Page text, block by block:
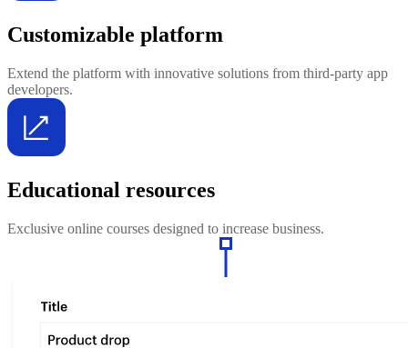
Customizable platform
Extend the platform with innovative solutions from third-party app
developers.
Educational resources
Exclusive online courses designed to increase business.